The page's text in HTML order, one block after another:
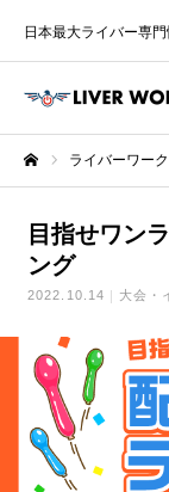
日本最大ライバー専
ライバーワー
目指せワン
ング
2022.10.14 大会・